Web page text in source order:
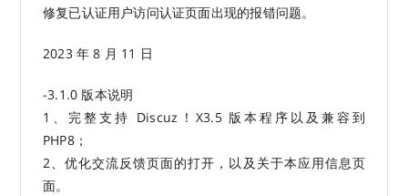
修复已认证用户访问认证页面出现的报错问题。
2023 年 8 月 11 日
-3.1.0 版本说明
1、完整支持 Discuz！X3.5 版本程序以及兼容到
PHP8；
2、优化交流反馈页面的打开，以及关于本应用信息页
面。